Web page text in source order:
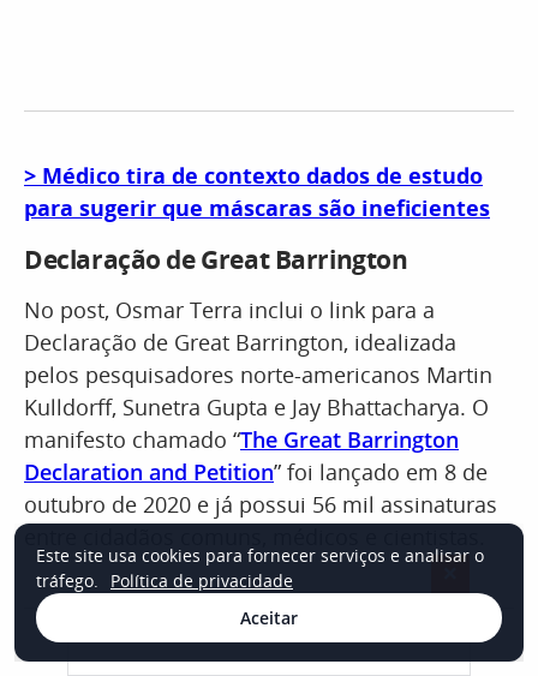
> Médico tira de contexto dados de estudo
para sugerir que máscaras são ineficientes
Declaração de Great Barrington
No post, Osmar Terra inclui o link para a
Declaração de Great Barrington, idealizada
pelos pesquisadores norte-americanos Martin
Kulldorff, Sunetra Gupta e Jay Bhattacharya. O
manifesto chamado “The Great Barrington
Declaration and Petition” foi lançado em 8 de
outubro de 2020 e já possui 56 mil assinaturas
CONTINUA APÓS A PUBLICIDADE
Este site usa cookies para fornecer serviços e analisar o
tráfego.
Política de privacidade
Aceitar